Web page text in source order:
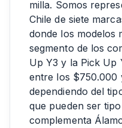
milla. Somos
Chile de siete
donde los modelos
segmento de los
Up Y3 y la Pick Up
entre los $750.000
dependiendo del
que pueden ser
complementa